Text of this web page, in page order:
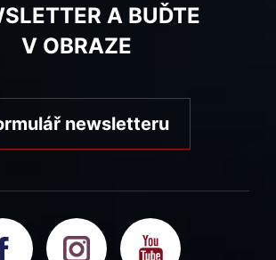
A BUĎTE
V OBRAZE
newsletteru